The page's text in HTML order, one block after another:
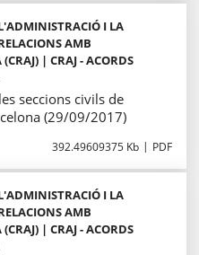
I LA
AMB
| CRAJ - ACORDS
seccions civils de
(29/09/2017)
392.49609375 Kb PDF
I LA
AMB
| CRAJ - ACORDS